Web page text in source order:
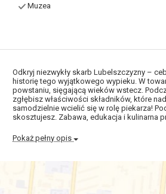
Muzea
Odkryj niezwykły skarb Lubelszczyzny –
historię tego wyjątkowego wypieku. W
powstaniu, sięgającą wieków wstecz.
zgłębisz właściwości składników, które
samodzielnie wcielić się w rolę piekarza!
skosztujesz. Zabawa, edukacja i kulinarna
Pokaż pełny opis